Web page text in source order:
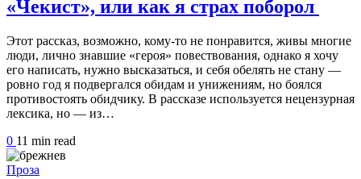
«Чекист», или как я страх поборол
Этот рассказ, возможно, кому-то не понравится, живы многие
люди, лично знавшие «героя» повествования, однако я хочу
его написать, нужно высказаться, и себя обелять не стану —
ровно год я подвергался обидам и унижениям, но боялся
противостоять обидчику. В рассказе используется нецензурная
лексика, но — из…
0 11 min read
Проза